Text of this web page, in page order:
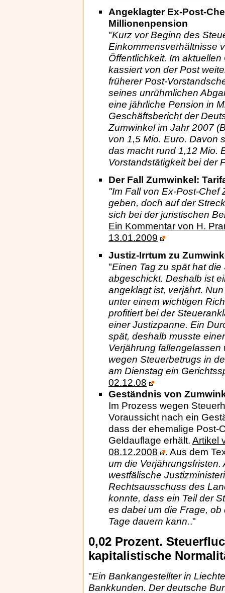
Angeklagter Ex-Post-
Millionenpension
"Kurz vor Beginn des
Einkommensverhältnisse
Öffentlichkeit. Im
kassiert von der Post
früherer Post-
seines unrühmlichen
eine jährliche Pension in
Geschäftsbericht der
Zumwinkel im Jahr 2007
von 1,5 Mio. Euro. Davon
das macht rund 1,12 Mio.
Vorstandstätigkeit bei der
Der Fall Zumwinkel:
"Im Fall von Ex-Post-Chef
geben, doch auf der
sich bei der juristischen
Ein Kommentar von H.
13.01.2009
Justiz-Irrtum zu
"Einen Tag zu spät hat
abgeschickt. Deshalb ist
angeklagt ist, verjährt.
unter einem wichtigen
profitiert bei der
einer Justizpanne. Ein
spät, deshalb musste
Verjährung
wegen Steuerbetrugs in
am Dienstag ein
02.12.08
Geständnis von
Im Prozess wegen
Voraussicht nach ein
dass der ehemalige Post-
Geldauflage erhält. Artikel
08.12.2008
. Aus dem
um die
westfälische
Rechtsausschuss des
konnte, dass ein Teil der
es dabei um die Frage,
Tage dauern kann.."
0,02 Prozent.
kapitalistische
"Ein Bankangestellter in
Bankkunden. Der deutsche